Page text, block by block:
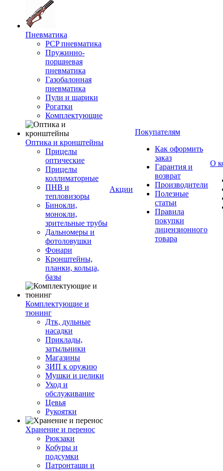
Пневматика
PCP пневматика
Пружинно-
поршневая
пневматика
Газобалонная
пневматика
Пули и шарики
Рогатки
Комплектующие
Оптика и кронштейны
Прицелы
оптические
Прицелы
коллиматорные
ПНВ и
тепловизоры
Бинокли,
монокли,
зрительные трубы
Дальномеры и
фотоловушки
Фонари
Кронштейны,
планки, кольца,
базы
Комплектующие и
тюнинг
Дтк, дульные
насадки
Приклады,
затыльники
Магазины
ЗИП к оружию
Мушки и целики
Уход и
обслуживание
Цевья
Рукоятки
Хранение и перенос
Рюкзаки
Кобуры и
подсумки
Патронташи и
Акции
Покупателям
Как оформить
заказ
Гарантия и
возврат
Производители
Полезные
статьи
Правила
покупки
лицензионного
товара
О